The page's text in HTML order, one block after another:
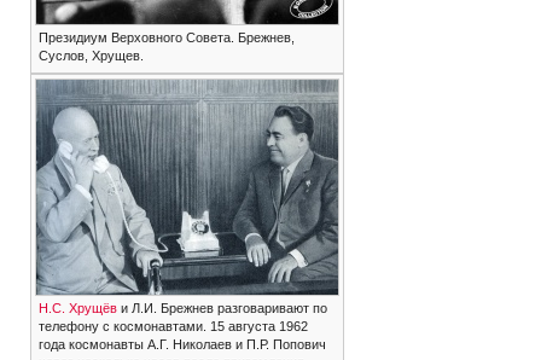
Президиум Верховного Совета. Брежнев,
Суслов, Хрущев.
Н.С. Хрущёви Л.И. Брежнев разговаривают по
телефону с космонавтами. 15 августа 1962
года космонавты А.Г. Николаев и П.Р. Попович